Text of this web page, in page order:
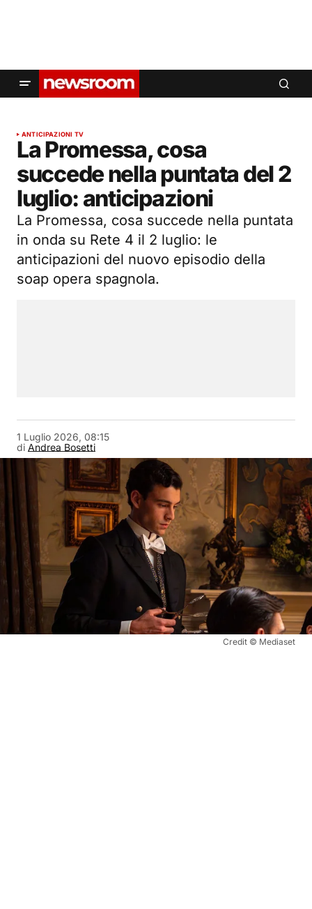
ANTICIPAZIONI TV
La Promessa, cosa
succede nella puntata del 2
luglio: anticipazioni
La Promessa, cosa succede nella puntata
in onda su Rete 4 il 2 luglio: le
anticipazioni del nuovo episodio della
soap opera spagnola.
di Andrea Bosetti
1 Luglio 2026, 08:15
Credit © Mediaset